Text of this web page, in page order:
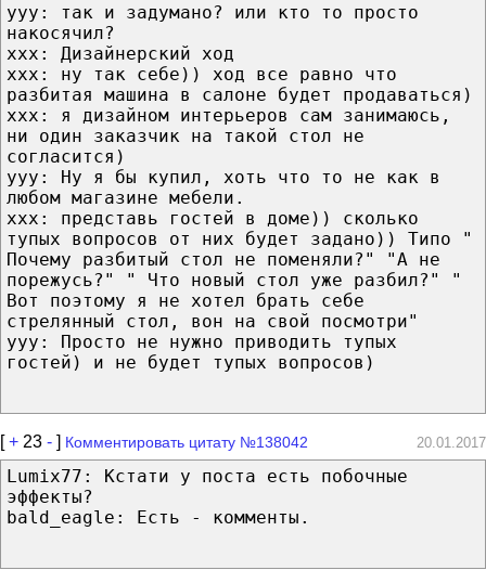
ууу: так и задумано? или кто то просто
накосячил?
ххх: Дизайнерский ход
xxx: ну так себе)) ход все равно что
разбитая машина в салоне будет продаваться)
xxx: я дизайном интерьеров сам занимаюсь,
ни один заказчик на такой стол не
согласится)
yyy: Ну я бы купил, хоть что то не как в
любом магазине мебели.
xxx: представь гостей в доме)) сколько
тупых вопросов от них будет задано)) Типо "
Почему разбитый стол не поменяли?" "А не
порежусь?" " Что новый стол уже разбил?" "
Вот поэтому я не хотел брать себе
стрелянный стол, вон на свой посмотри"
yyy: Просто не нужно приводить тупых
гостей) и не будет тупых вопросов)
[+ 23 - ] Комментировать цитату №138042 20.01.2017
Lumix77: Кстати у поста есть побочные
эффекты?
bald_eagle: Есть - комменты.